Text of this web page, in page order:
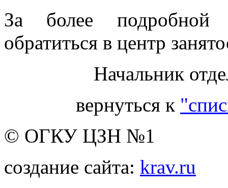
За более подробной
обратиться в центр
Начальник
вернуться к
© ОГКУ ЦЗН №1
создание сайта: krav.ru